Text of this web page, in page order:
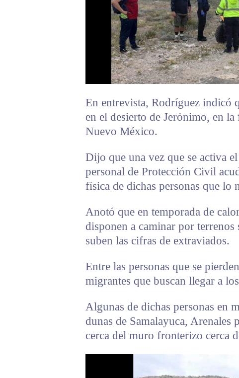
En entrevista, Rodríguez indicó
en el desierto de Jerónimo, en la
Nuevo México.
Dijo que una vez que se activa
personal de Protección Civil
física de dichas personas que lo
Anotó que en temporada de
disponen a caminar por
suben las cifras de extraviados.
Entre las personas que se
migrantes que buscan llegar a
Algunas de dichas personas en
dunas de Samalayuca, Arenales
cerca del muro fronterizo cerca